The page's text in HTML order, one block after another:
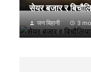
सेयर बजार र
जन बिहानी 3